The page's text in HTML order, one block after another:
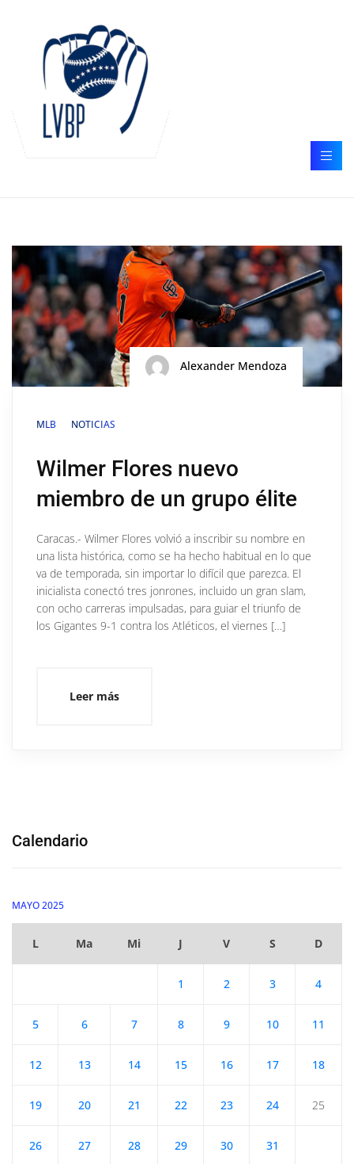
Alexander Mendoza
MLB NOTICIAS
Wilmer Flores nuevo
miembro de un grupo élite
Caracas.- Wilmer Flores volvió a inscribir su nombre en
una lista histórica, como se ha hecho habitual en lo que
va de temporada, sin importar lo difícil que parezca. El
inicialista conectó tres jonrones, incluido un gran slam,
con ocho carreras impulsadas, para guiar el triunfo de
los Gigantes 9-1 contra los Atléticos, el viernes […]
Leer más
Calendario
MAYO 2025
L Ma Mi J V S D
1 2 3 4
5 6 7 8 9 10 11
12 13 14 15 16 17 18
19 20 21 22 23 24 25
26 27 28 29 30 31